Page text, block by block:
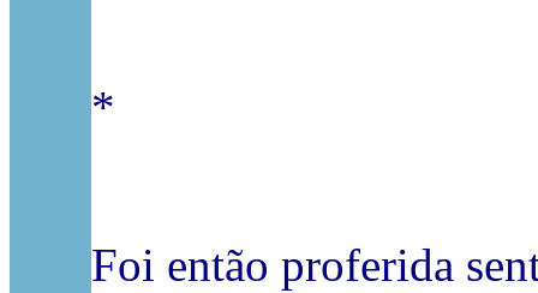
*
Foi então proferida